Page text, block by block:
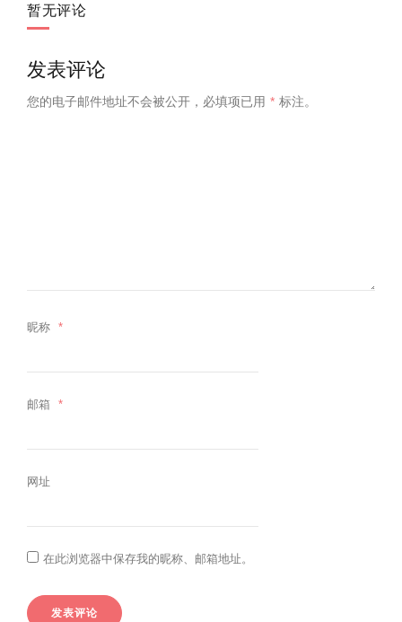
暂无评论
发表评论
您的电子邮件地址不会被公开， 必填项已用 * 标注。
昵称 *
邮箱 *
网址
在此浏览器中保存我的昵称、邮箱地址。